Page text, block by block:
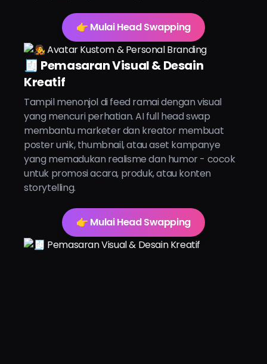
👉 Mulai Head Swapping
🧾 Pemasaran Visual & Desain
Kreatif
Tampil menonjol di feed ramai dengan visual
yang mencuri perhatian. AI full head swap
membantu marketer dan kreator membuat
poster unik, thumbnail, atau aset kampanye
yang memadukan realisme dan humor - cocok
untuk promosi acara, produk, atau konten
storytelling.
👉 Mulai Head Swapping